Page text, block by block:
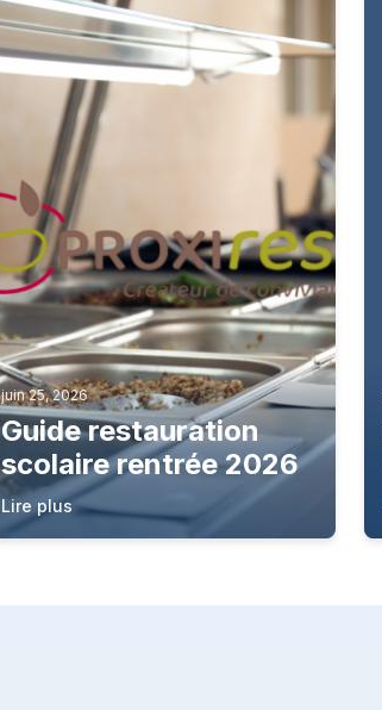
juin 25, 2026
Guide restauration
scolaire rentrée 2026
Lire plus